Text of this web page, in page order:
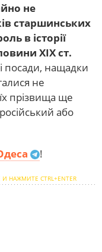
не
старшинських
в історії
ХІХ ст.
посади, нащадки
не
прізвища ще
або
!
CTRL+ENTER